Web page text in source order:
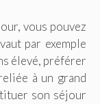
vous pouvez
par exemple
élevé, préférer
à un grand
son séjour